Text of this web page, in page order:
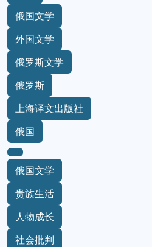
俄国文学
外国文学
俄罗斯文学
俄罗斯
上海译文出版社
俄国
俄国文学
贵族生活
人物成长
社会批判